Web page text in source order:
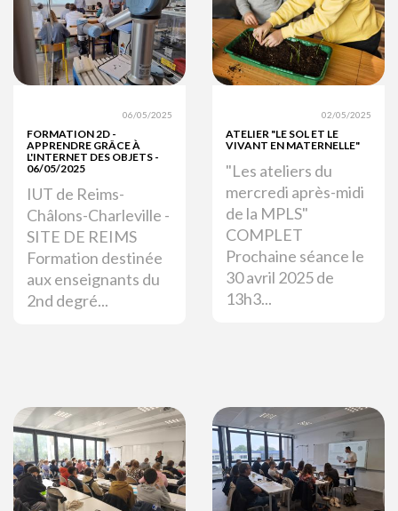
06/05/2025
FORMATION 2D -
APPRENDRE GRÂCE À
L'INTERNET DES OBJETS -
06/05/2025
IUT de Reims-
Châlons-Charleville -
SITE DE REIMS
Formation destinée
aux enseignants du
2nd degré...
02/05/2025
ATELIER "LE SOL ET LE
VIVANT EN MATERNELLE"
"Les ateliers du
mercredi après-midi
de la MPLS"
COMPLET
Prochaine séance le
30 avril 2025 de
13h3...